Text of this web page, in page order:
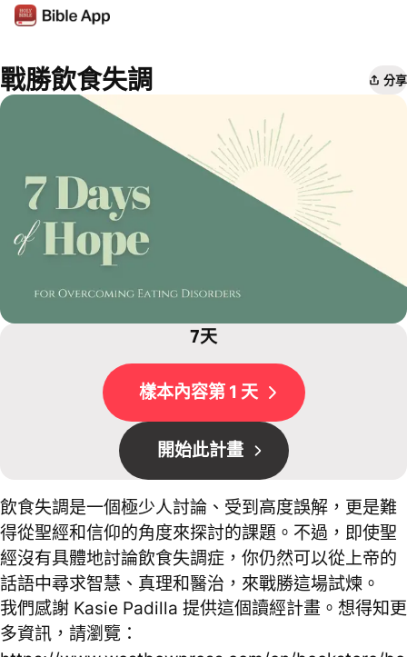
戰勝飲食失調 分享
7天
樣本內容第 1 天
開始此計畫
飲食失調是一個極少人討論、受到高度誤解，更是難
得從聖經和信仰的角度來探討的課題。不過，即使聖
經沒有具體地討論飲食失調症，你仍然可以從上帝的
話語中尋求智慧、真理和醫治，來戰勝這場試煉。
我們感謝 Kasie Padilla 提供這個讀經計畫。想得知更
多資訊，請瀏覽：